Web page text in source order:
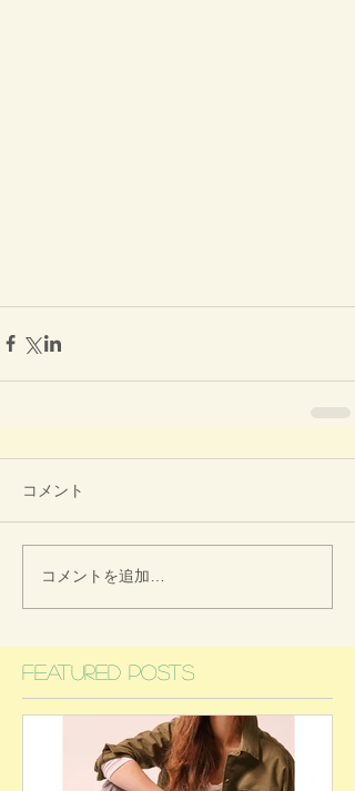
コメント
コメントを追加…
Featured Posts